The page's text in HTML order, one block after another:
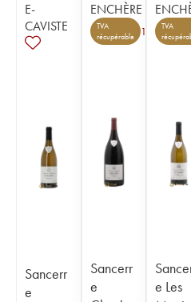
E-
CAVISTE
Sancerr
e
ENCHÈRE
TVA
récupérable
1
Sancerr
e
TVA
e Les